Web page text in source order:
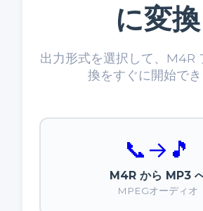
に変換
出力形式を選択して、M4R
換をすぐに開始で
📞 → 🎵
M4R から MP3
MPEGオーディオ